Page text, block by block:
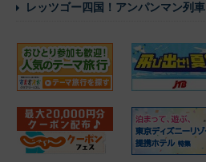
レッツゴー四国！アンパンマン列車